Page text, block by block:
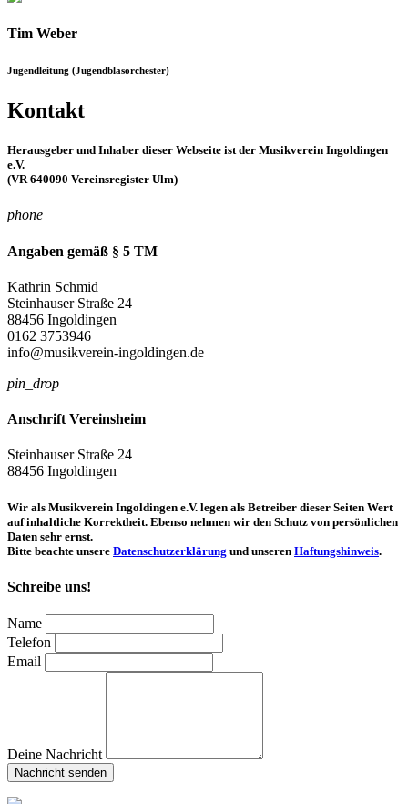
Tim Weber
Jugendleitung (Jugendblasorchester)
Kontakt
Herausgeber und Inhaber dieser Webseite ist der Musikverein Ingoldingen
e.V.
(VR 640090 Vereinsregister Ulm)
phone
Angaben gemäß § 5 TM
Kathrin Schmid
Steinhauser Straße 24
88456 Ingoldingen
0162 3753946
info@musikverein-ingoldingen.de
pin_drop
Anschrift Vereinsheim
Steinhauser Straße 24
88456 Ingoldingen
Wir als Musikverein Ingoldingen e.V. legen als Betreiber dieser Seiten Wert
auf inhaltliche Korrektheit. Ebenso nehmen wir den Schutz von persönlichen
Daten sehr ernst.
Bitte beachte unsere Datenschutzerklärung und unseren Haftungshinweis.
Schreibe uns!
Name
Telefon
Email
Deine Nachricht
Nachricht senden